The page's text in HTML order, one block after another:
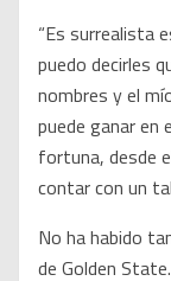
“Es surrealista
puedo decirles
nombres y el
puede ganar en
fortuna, desde
contar con un
No ha habido
de Golden